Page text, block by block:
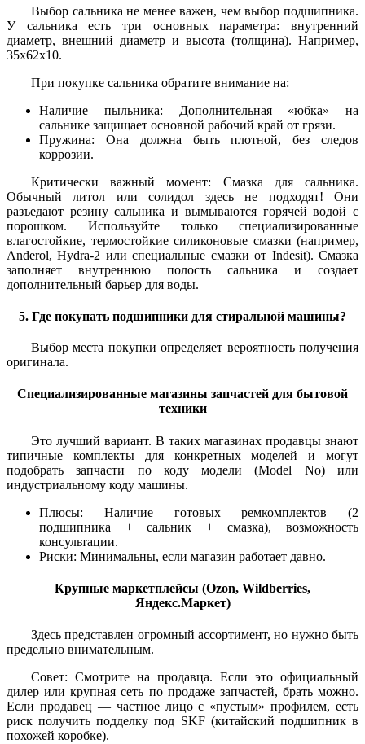
Выбор сальника не менее важен, чем выбор подшипника.
У сальника есть три основных параметра: внутренний
диаметр, внешний диаметр и высота (толщина). Например,
35x62x10.
При покупке сальника обратите внимание на:
Наличие пыльника: Дополнительная «юбка» на
сальнике защищает основной рабочий край от грязи.
Пружина: Она должна быть плотной, без следов
коррозии.
Критически важный момент: Смазка для сальника.
Обычный литол или солидол здесь не подходят! Они
разъедают резину сальника и вымываются горячей водой с
порошком. Используйте только специализированные
влагостойкие, термостойкие силиконовые смазки (например,
Anderol, Hydra-2 или специальные смазки от Indesit). Смазка
заполняет внутреннюю полость сальника и создает
дополнительный барьер для воды.
5. Где покупать подшипники для стиральной машины?
Выбор места покупки определяет вероятность получения
оригинала.
Специализированные магазины запчастей для бытовой
техники
Это лучший вариант. В таких магазинах продавцы знают
типичные комплекты для конкретных моделей и могут
подобрать запчасти по коду модели (Model No) или
индустриальному коду машины.
Плюсы: Наличие готовых ремкомплектов (2
подшипника + сальник + смазка), возможность
консультации.
Риски: Минимальны, если магазин работает давно.
Крупные маркетплейсы (Ozon, Wildberries,
Яндекс.Маркет)
Здесь представлен огромный ассортимент, но нужно быть
предельно внимательным.
Совет: Смотрите на продавца. Если это официальный
дилер или крупная сеть по продаже запчастей, брать можно.
Если продавец — частное лицо с «пустым» профилем, есть
риск получить подделку под SKF (китайский подшипник в
похожей коробке).